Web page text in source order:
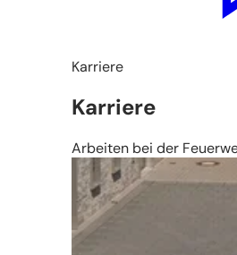
Karriere
Karriere
Arbeiten bei der